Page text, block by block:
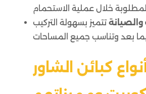
تتميز بسهولة التركيب
كبائن الشاور